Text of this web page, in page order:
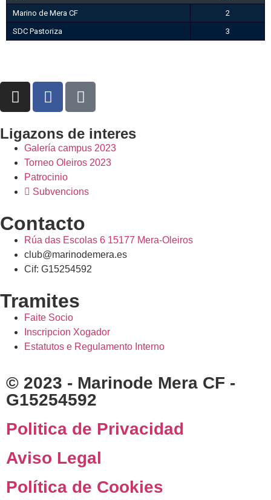
Marino de Mera CF
2
SDC Pastoriza
3
Ligazons de interes
Galería campus 2023
Torneo Oleiros 2023
Patrocinio
Subvencions
Contacto
Rúa das Escolas 6 15177 Mera-Oleiros
club@marinodemera.es
Cif: G15254592
Tramites
Faite Socio
Inscripcion Xogador
Estatutos e Regulamento Interno
© 2023 - Marinode Mera CF -
G15254592
Politica de Privacidad
Aviso Legal
Política de Cookies